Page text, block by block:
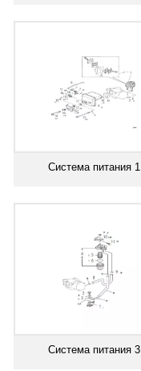
Система питания 1
Система питания 3